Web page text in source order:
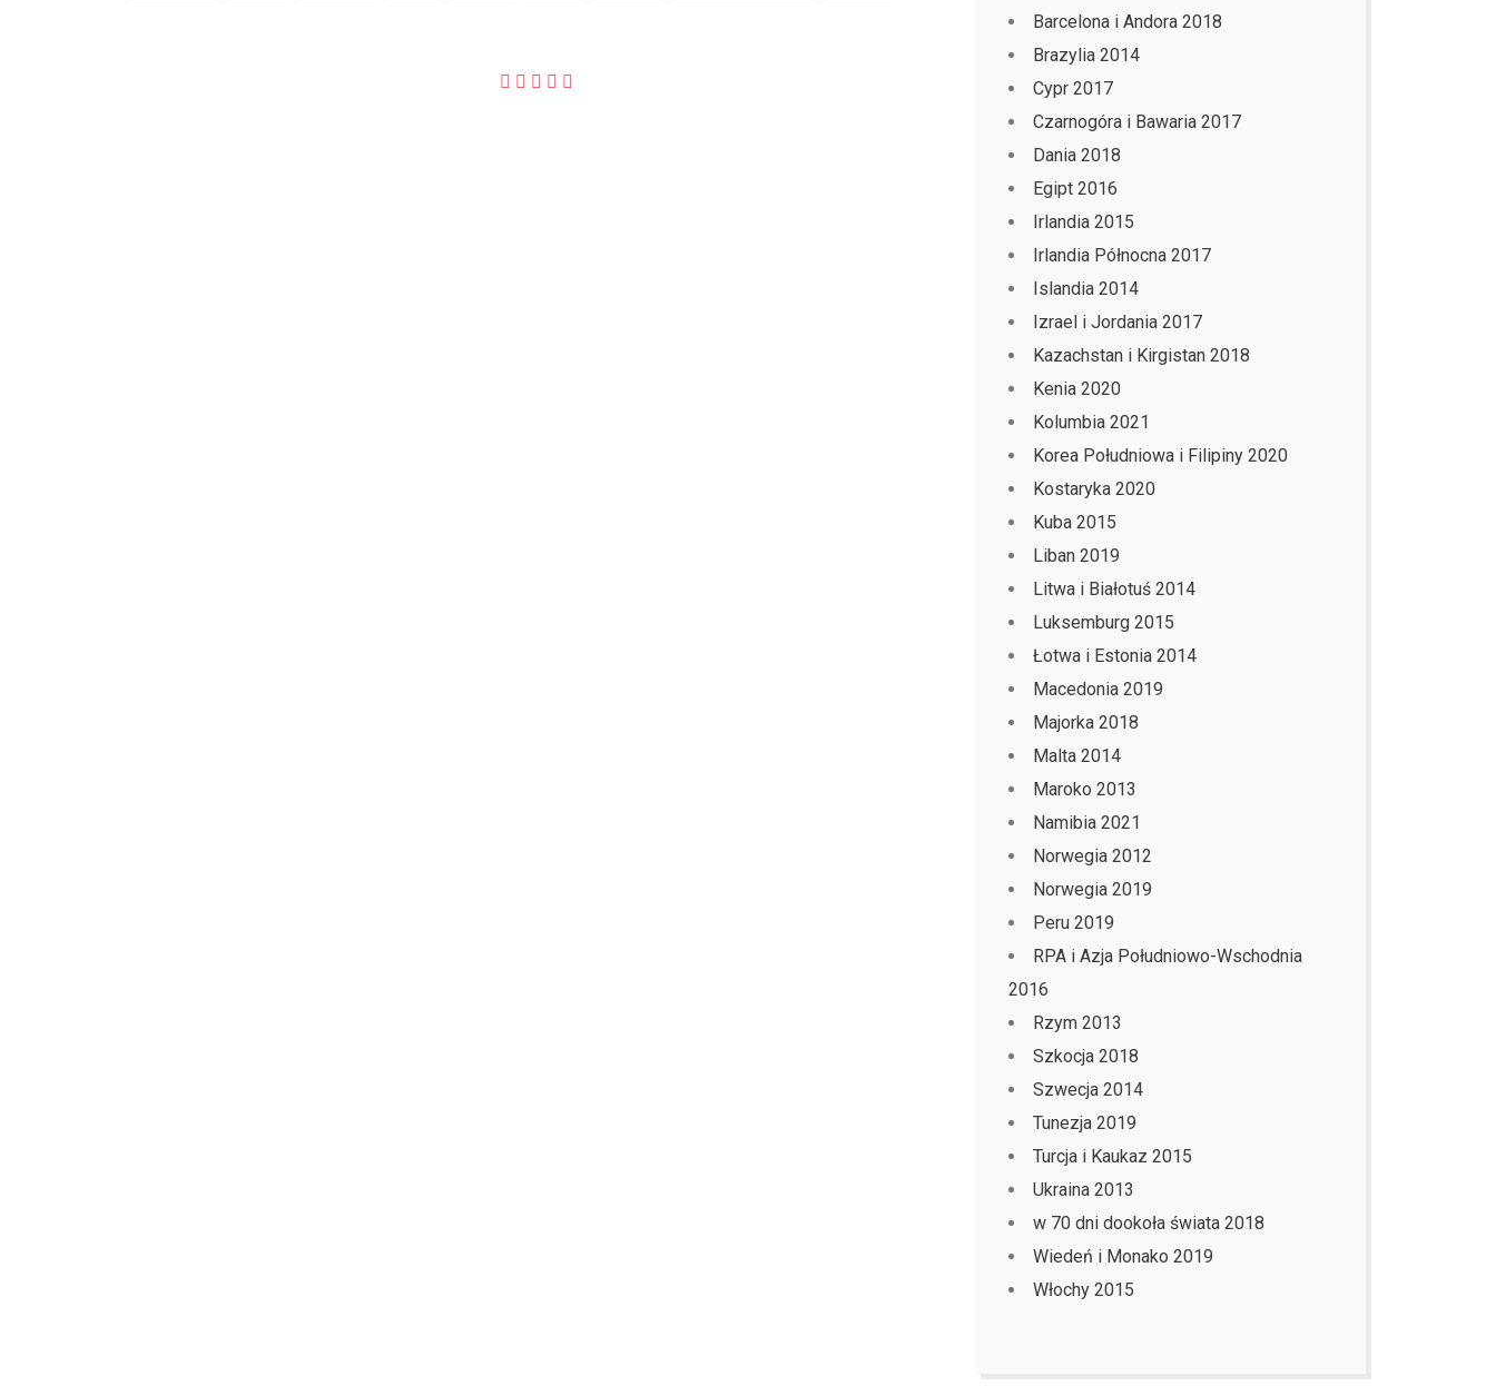
Barcelona i Andora 2018
Brazylia 2014
Cypr 2017
Czarnogóra i Bawaria 2017
Dania 2018
Egipt 2016
Irlandia 2015
Irlandia Północna 2017
Islandia 2014
Izrael i Jordania 2017
Kazachstan i Kirgistan 2018
Kenia 2020
Kolumbia 2021
Korea Południowa i Filipiny 2020
Kostaryka 2020
Kuba 2015
Liban 2019
Litwa i Białotuś 2014
Luksemburg 2015
Łotwa i Estonia 2014
Macedonia 2019
Majorka 2018
Malta 2014
Maroko 2013
Namibia 2021
Norwegia 2012
Norwegia 2019
Peru 2019
RPA i Azja Południowo-Wschodnia
2016
Rzym 2013
Szkocja 2018
Szwecja 2014
Tunezja 2019
Turcja i Kaukaz 2015
Ukraina 2013
w 70 dni dookoła świata 2018
Wiedeń i Monako 2019
Włochy 2015